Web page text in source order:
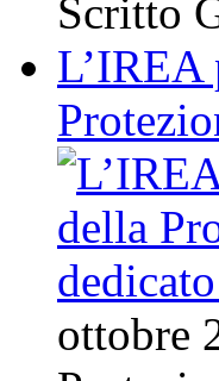
Scritto
L’IREA
ottobre